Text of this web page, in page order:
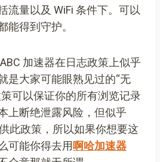
流量以及 WiFi 条件下。可以
能得到守护。
加速器在日志政策上似乎
是大家可能眼熟见过的“无
可以保证你的所有浏览记录
上断绝泄露风险，但似乎
此政策，所以如果你想要这
可能你得去用啊哈加速器